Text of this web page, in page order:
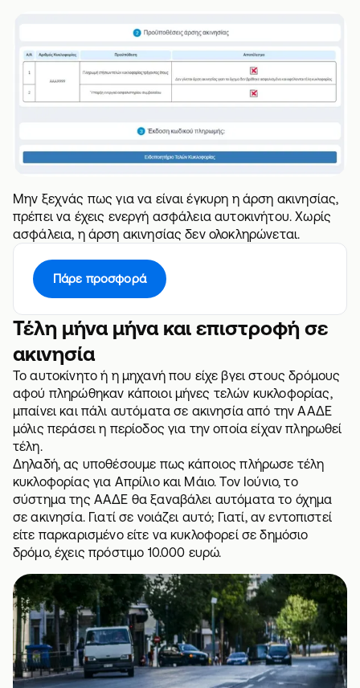
Μην ξεχνάς πως για να είναι έγκυρη η άρση ακινησίας,
πρέπει να έχεις ενεργή ασφάλεια αυτοκινήτου . Χωρίς
ασφάλεια, η άρση ακινησίας δεν ολοκληρώνεται.
Πάρε προσφορά
Τέλη μήνα μήνα και επιστροφή σε
ακινησία
Το αυτοκίνητο ή η μηχανή που είχε βγει στους δρόμους
αφού πληρώθηκαν κάποιοι μήνες τελών κυκλοφορίας,
μπαίνει και πάλι αυτόματα σε ακινησία από την ΑΑΔΕ
μόλις περάσει η περίοδος για την οποία είχαν πληρωθεί
τέλη.
Δηλαδή, ας υποθέσουμε πως κάποιος πλήρωσε τέλη
κυκλοφορίας για Απρίλιο και Μάιο. Τον Ιούνιο, το
σύστημα της ΑΑΔΕ θα ξαναβάλει αυτόματα το όχημα
σε ακινησία. Γιατί σε νοιάζει αυτό; Γιατί, αν εντοπιστεί
είτε παρκαρισμένο είτε να κυκλοφορεί σε δημόσιο
δρόμο, έχεις πρόστιμο 10.000 ευρώ.